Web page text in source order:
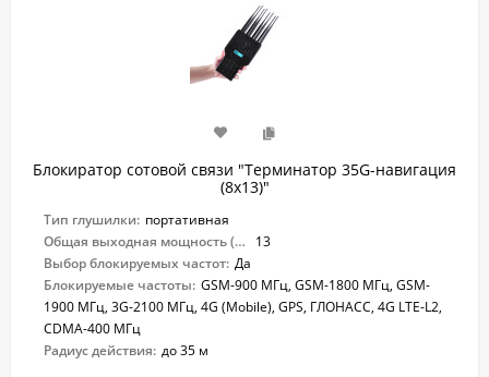
Блокиратор сотовой связи "Терминатор 35G-навигация
(8х13)"
Тип глушилки: портативная
Общая выходная мощность (Вт):
13
Выбор блокируемых частот: Да
Блокируемые частоты: GSM-900 МГц, GSM-1800 МГц, GSM-
1900 МГц, 3G-2100 МГц, 4G (Mobile), GPS, ГЛОНАСС, 4G LTE-L2,
CDMA-400 МГц
Радиус действия: до 35 м